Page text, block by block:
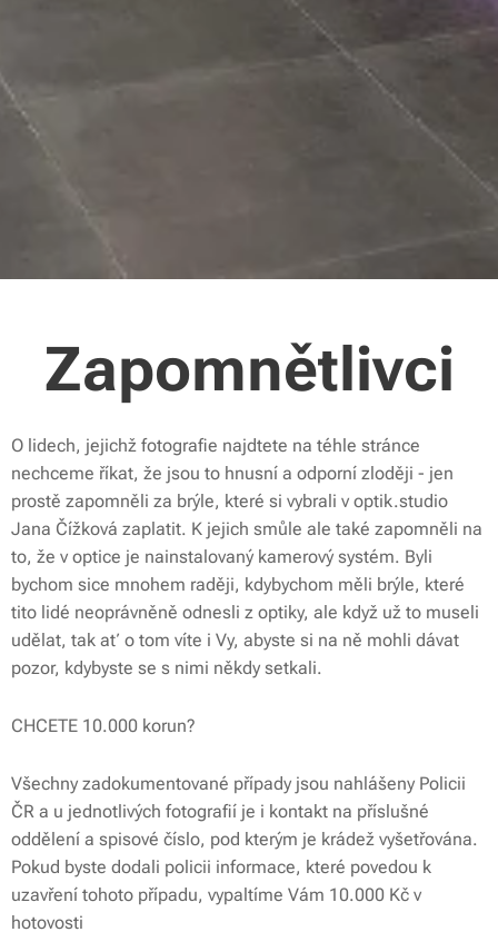
Zapomnětlivci
O lidech, jejichž fotografie najdtete na téhle stránce
nechceme říkat, že jsou to hnusní a odporní zloději - jen
prostě zapomněli za brýle, které si vybrali v optik.studio
Jana Čížková zaplatit. K jejich smůle ale také zapomněli na
to, že v optice je nainstalovaný kamerový systém. Byli
bychom sice mnohem raději, kdybychom měli brýle, které
tito lidé neoprávněně odnesli z optiky, ale když už to museli
udělat, tak ať o tom víte i Vy, abyste si na ně mohli dávat
pozor, kdybyste se s nimi někdy setkali.
CHCETE 10.000 korun?
Všechny zadokumentované případy jsou nahlášeny Policii
ČR a u jednotlivých fotografií je i kontakt na příslušné
oddělení a spisové číslo, pod kterým je krádež vyšetřována.
Pokud byste dodali policii informace, které povedou k
uzavření tohoto případu, vypaltíme Vám 10.000 Kč v
hotovosti